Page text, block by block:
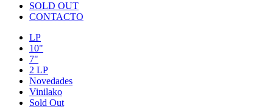
SOLD OUT
CONTACTO
LP
10"
7"
2 LP
Novedades
Vinilako
Sold Out